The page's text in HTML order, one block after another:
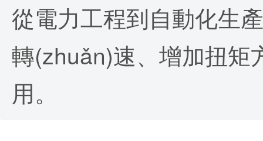
從電力工程到自動化生
轉(zhuǎn)速、增加扭
用。